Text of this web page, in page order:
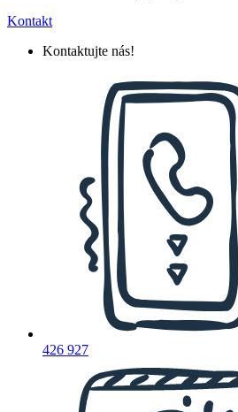
Kontakt
Kontaktujte nás!
426 927